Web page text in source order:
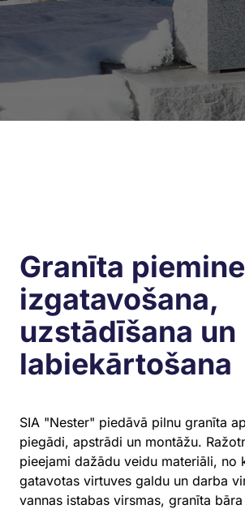
Granīta
izgatavošana,
uzstādīšana un
labiekārtošana
SIA "Nester" piedāvā pilnu granīta
piegādi, apstrādi un montāžu.
pieejami dažādu veidu materiāli, no
gatavotas virtuves galdu un darba
vannas istabas virsmas, granīta